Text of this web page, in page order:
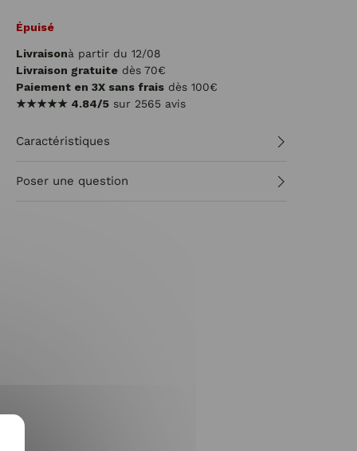
Épuisé
Livraisonà partir du 12/08
Livraison gratuite dès 70€
Paiement en 3X sans frais dès 100€
★★★★★ 4.84/5 sur 2565 avis
Caractéristiques
Poser une question